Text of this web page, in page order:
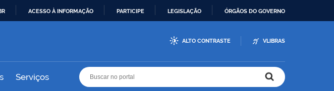
ACESSO À INFORMAÇÃO PARTICIPE LEGISLAÇÃO ÓRGÃOS DO GOVERNO
ALTO CONTRASTE VLIBRAS
Serviços